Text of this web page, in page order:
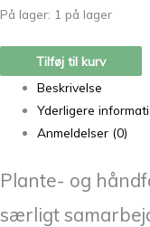
På lager: 1 på lager
Tilføj til kurv
Beskrivelse
Yderligere
Anmeldelser (0)
Plante- og
særligt